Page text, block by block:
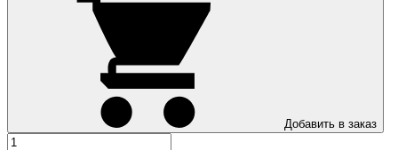
Добавить в заказ